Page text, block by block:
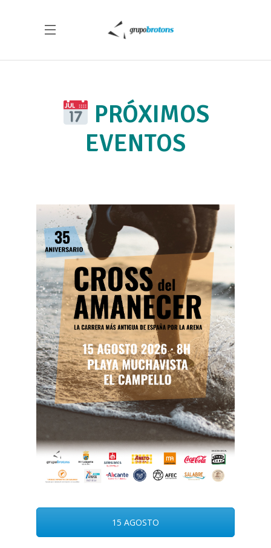
PRÓXIMOS
EVENTOS
15 AGOSTO